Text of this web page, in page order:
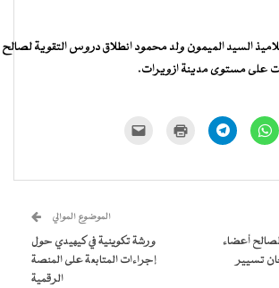
السيد الميمون ولد محمود انطلاق دروس التقوية لصالح
على مستوى مدينة ازويرات.
انقر
للمشاركة
في
انقر
للمشاركة
في
للطباعة
جديدة) الإلكتروني
نافذة
جديدة)
أعضاء
تسيير
الموضوع الموالي
ورشة تكوينية في كيهيدي حول
إجراءات المتابعة على المنصة
الرقمية